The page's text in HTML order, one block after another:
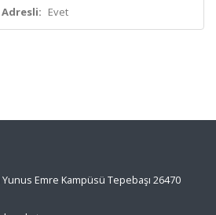
Evet
Emre Kampüsü Tepebaşı 26470